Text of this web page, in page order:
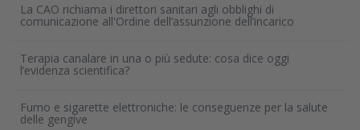
La CAO richiama i direttori sanitari agli obblighi di
comunicazione all'Ordine dell’assunzione dell’incarico
Terapia canalare in una o più sedute: cosa dice oggi
l’evidenza scientifica?
Fumo e sigarette elettroniche: le conseguenze per la salute
delle gengive